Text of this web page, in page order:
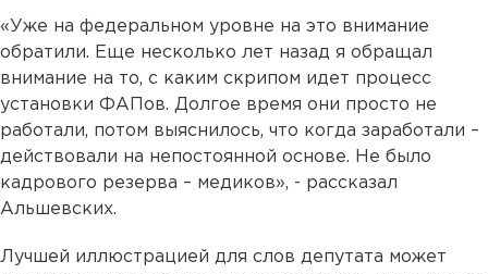
«Уже на федеральном уровне на это внимание
обратили. Еще несколько лет назад я обращал
внимание на то, с каким скрипом идет процесс
установки ФАПов. Долгое время они просто не
работали, потом выяснилось, что когда заработали –
действовали на непостоянной основе. Не было
кадрового резерва – медиков», - рассказал
Альшевских.
Лучшей иллюстрацией для слов депутата может